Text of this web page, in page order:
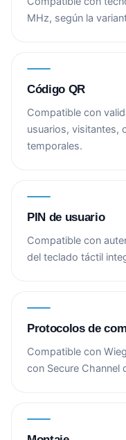
MHz, según la
Código QR
Compatible con
usuarios, visitantes,
temporales.
PIN de usuario
Compatible con
del teclado táctil
Protocolos de
Compatible con
con Secure Channel